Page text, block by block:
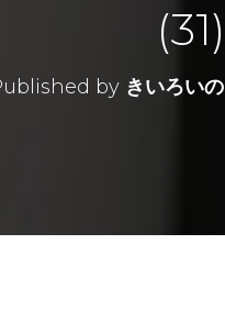
(31)
by きいろいの